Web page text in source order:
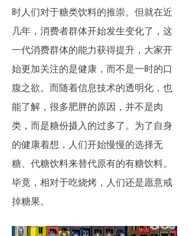
时人们对于糖类饮料的推崇。但就在近
几年，消费者群体开始发生变化了，这
一代消费群体的能力获得提升，大家开
始更加关注的是健康，而不是一时的口
腹之欲。而随着信息技术的透明化，也
能了解，很多肥胖的原因，并不是肉
类，而是糖份摄入的过多了。为了自身
的健康着想，人们开始慢慢的选择无
糖、代糖饮料来替代原有的有糖饮料。
毕竟，相对于吃烧烤，人们还是愿意戒
掉糖果。